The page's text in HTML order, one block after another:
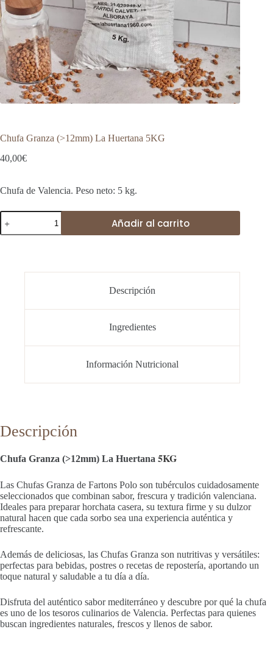
Chufa Granza (>12mm) La Huertana 5KG
40,00€
Chufa de Valencia. Peso neto: 5 kg.
Chufa
Granza
(>12mm)
Añadir al carrito
Descripción
Ingredientes
Información Nutricional
Descripción
Chufa Granza (>12mm) La Huertana 5KG
Las Chufas Granza de Fartons Polo son tubérculos cuidadosamente
seleccionados que combinan sabor, frescura y tradición valenciana.
Ideales para preparar horchata casera, su textura firme y su dulzor
natural hacen que cada sorbo sea una experiencia auténtica y
refrescante.
Además de deliciosas, las Chufas Granza son nutritivas y versátiles:
perfectas para bebidas, postres o recetas de repostería, aportando un
toque natural y saludable a tu día a día.
Disfruta del auténtico sabor mediterráneo y descubre por qué la chufa
es uno de los tesoros culinarios de Valencia. Perfectas para quienes
buscan ingredientes naturales, frescos y llenos de sabor.